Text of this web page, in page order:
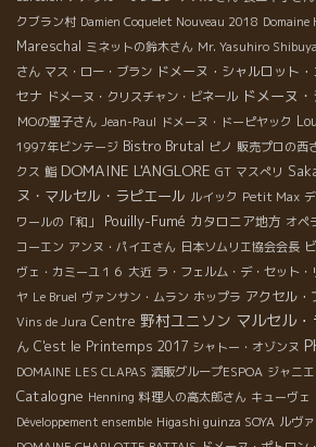
クブラン村 Damien Coquelet Nouveau 2018
Mareschal ミネットの鈴木さん Mr. Yasuhiro Shibuya
さん マス・ロー・ブラン ドメーヌ・シャルロット
セナ ドメーヌ・クリスチャン・ビネール ドメーヌ
ＭОの聖子さん Jean-Paul ドメーヌ・ドーピヤック
1997年ビンテージ Bistro Brutal ピノ 販売プロの西
クス 鮨 DOMAINE L'ANGLORE GT マスぺリ
ヌ・マルセル・ラピエール ルイック Petit Max
ワールの「和」
Pouilly-Fumé カタロニア地方 オペ
コーエン アンヌ・パイエさん 日本ソムリエ協会会長
ヴェ・カミーユ１６ 大近 ラ・フェルム・デ・セット・
ヤ Le Bruel ヴァンサン・ムラン ホップラ アクセル・
Vins de Jura Centre 野村ユニソン マルセル
ん C'est le Printemps 2017 シャトー・オゾンヌ
DOMAINE LES CLAPAS 酒販グループESPOA ジャニ
Catalogne Henning 料理人の高太郎さん キューヴ
Développement ensemble Higashi guinza SOYA ルヴァ